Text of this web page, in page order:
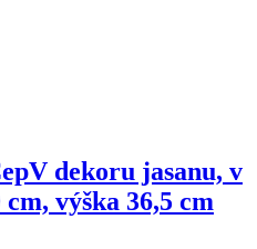
V dekoru jasanu, v
výška 36,5 cm